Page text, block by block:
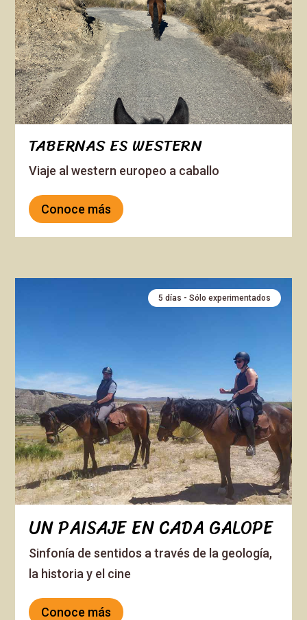
TABERNAS ES WESTERN
Viaje al western europeo a caballo
Conoce más
5 días - Sólo experimentados
UN PAISAJE EN CADA GALOPE
Sinfonía de sentidos a través de la geología,
la historia y el cine
Conoce más